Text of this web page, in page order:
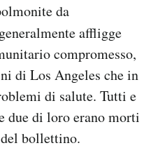
da
affligge
compromesso,
di Los Angeles che in
di salute. Tutti e
due di loro erano morti
bollettino.